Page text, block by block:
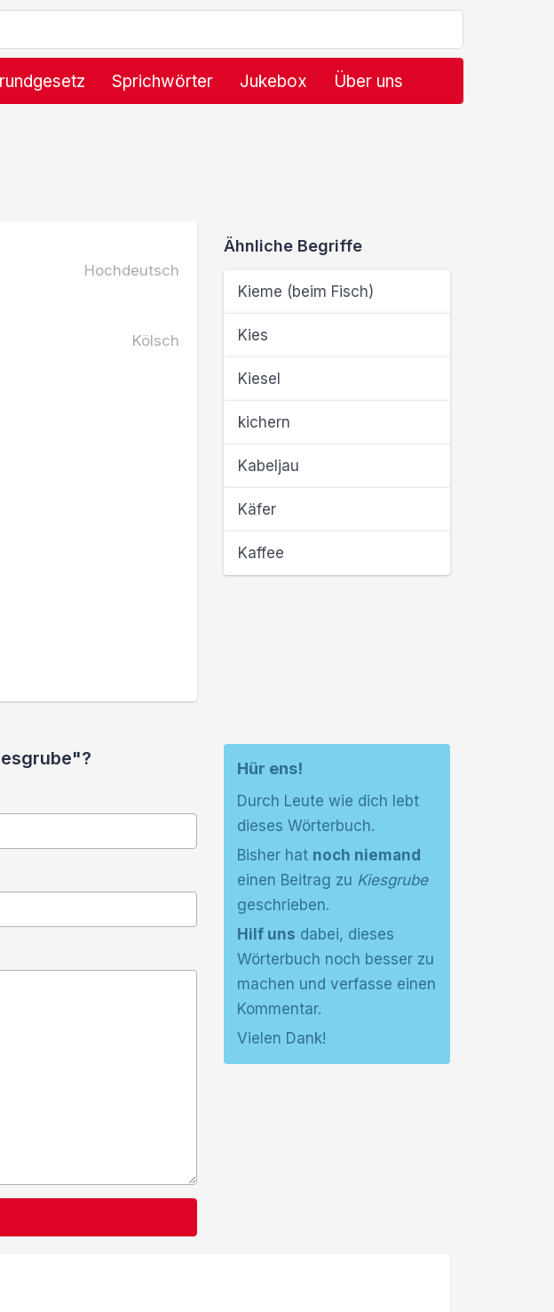
Sprichwörter Jukebox Über uns
Hochdeutsch
Kölsch
Ähnliche Begriffe
Kieme (beim Fisch)
Kies
Kiesel
kichern
Kabeljau
Käfer
Kaffee
Hür ens!
Durch Leute wie dich lebt
dieses Wörterbuch.
Bisher hat noch niemand
einen Beitrag zu Kiesgrube
geschrieben.
Hilf uns dabei, dieses
Wörterbuch noch besser zu
machen und verfasse einen
Kommentar.
Vielen Dank!